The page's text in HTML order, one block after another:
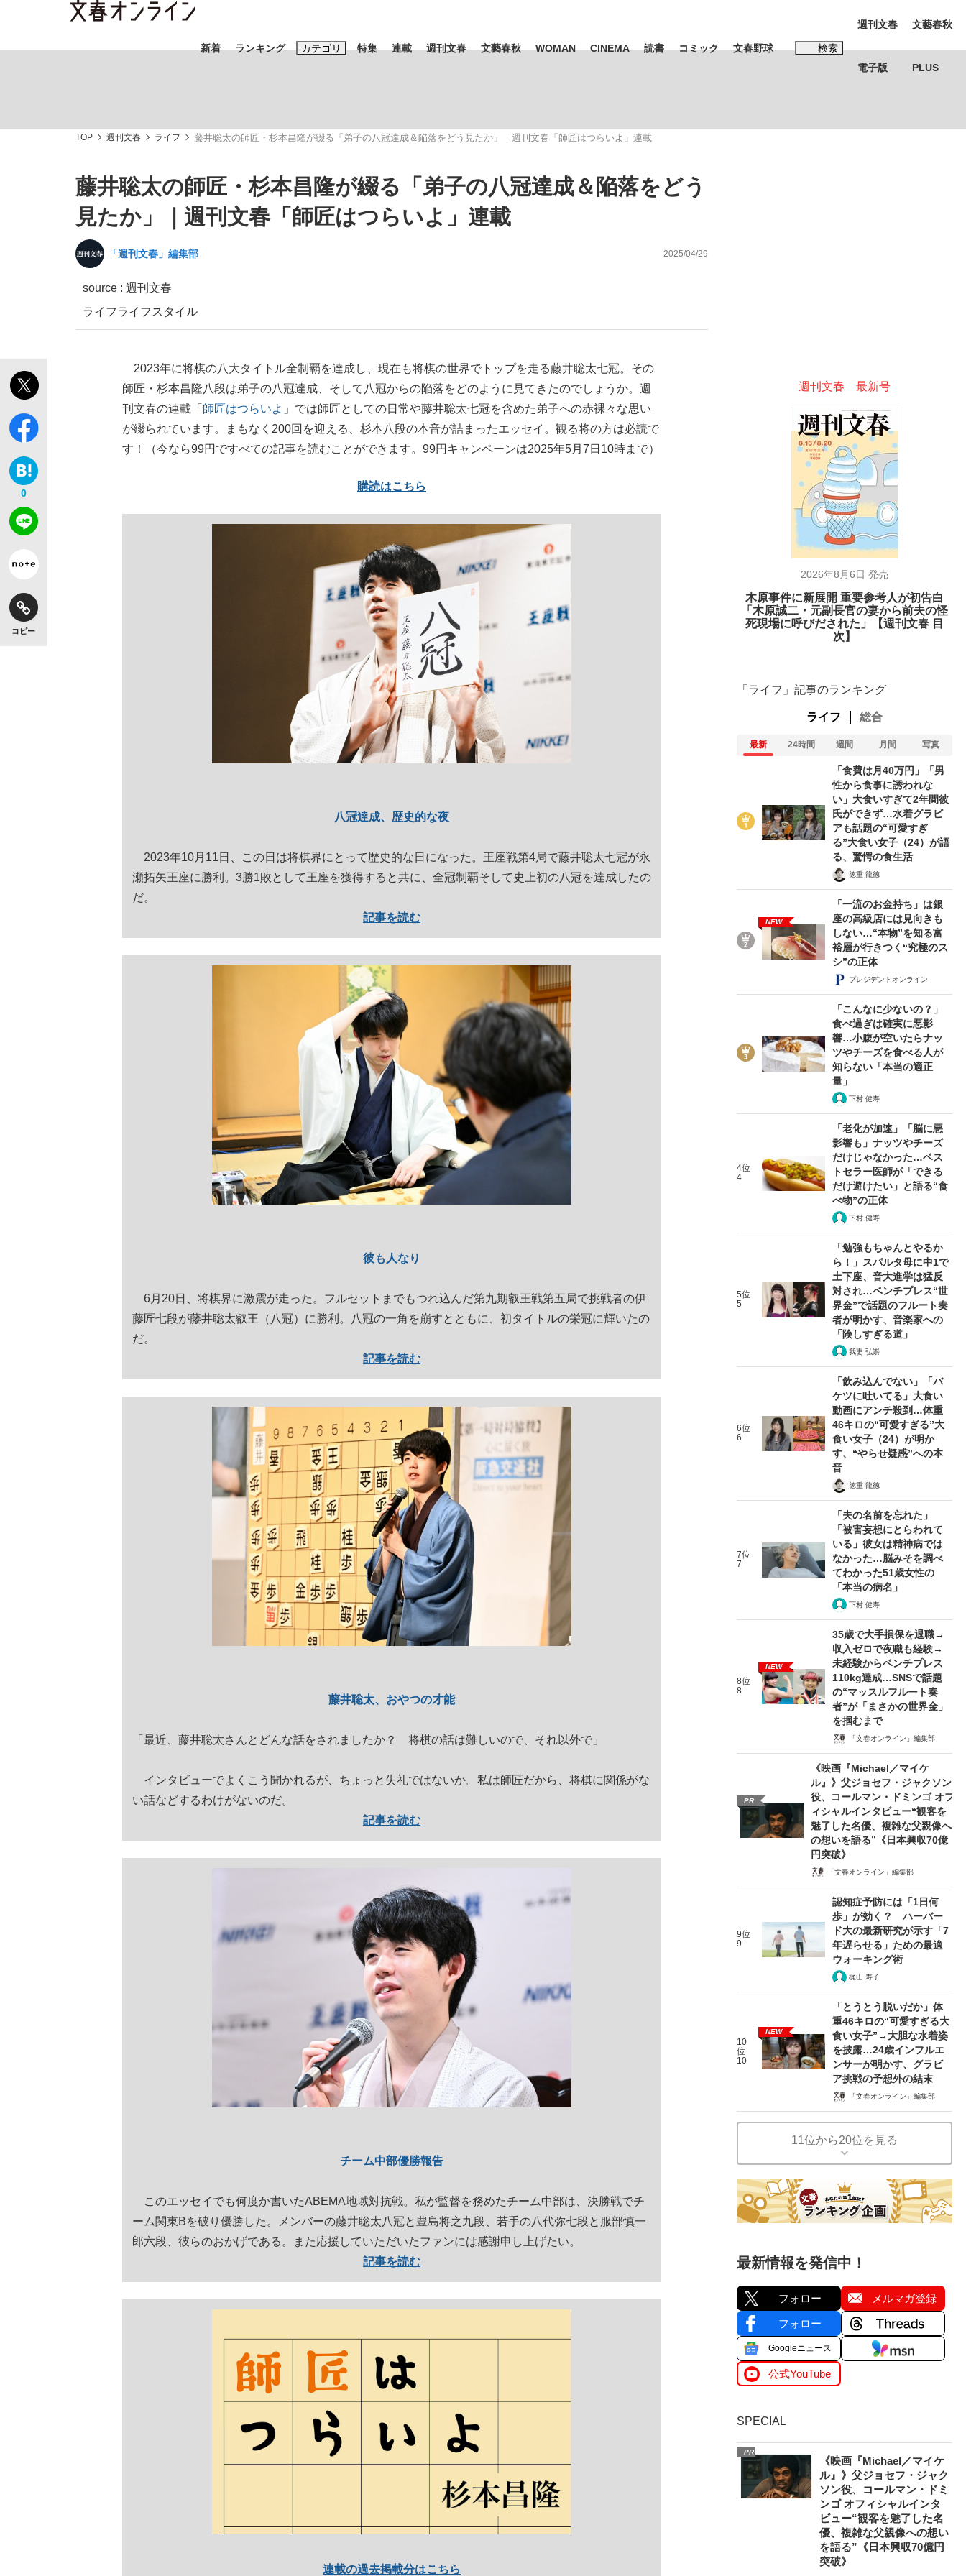
新着 ランキング カテゴリ
「敗因分析は一切聞かれなかった」侍ジャパン選手が証言した“NPB聞... 「クマが悪者扱いされているのが悲しい」『北の国から』倉本聰氏（91...
「目標達成できなかったからと言って…」サッカー日本代表・森保一監督...
もっと見る
特集
観る将棋、読む将棋
キングの誕生を、目撃せよ。
いまさら聞けない資産運用のすべて
連載 週刊文春 文藝春秋 WOMAN CINEMA 読書 コミック 文春野球 検索
おすすめのキーワードタグ一覧
#藤田晋 #三山凌輝 #高市早苗 #後藤真希 #森岡毅 #城彰二 #内田有紀
#松田聖子
#玉木雄一郎
#亀和田武
週刊文春
電子版
文藝春秋
PLUS
TOP 週刊文春 ライフ 藤井聡太の師匠・杉本昌隆が綴る「弟子の八冠達成＆陥落をどう見たか」｜週刊文春「師匠はつらいよ」連載
藤井聡太の師匠・杉本昌隆が綴る「弟子の八冠達成＆陥落をどう
見たか」｜週刊文春「師匠はつらいよ」連載
「週刊文春」編集部 2025/04/29
source : 週刊文春
ライフライフスタイル
0
コピー
2023年に将棋の八大タイトル全制覇を達成し、現在も将棋の世界でトップを走る藤井聡太七冠。その
師匠・杉本昌隆八段は弟子の八冠達成、そして八冠からの陥落をどのように見てきたのでしょうか。週
刊文春の連載「 師匠はつらいよ 」では師匠としての日常や藤井聡太七冠を含めた弟子への赤裸々な思い
が綴られています。まもなく200回を迎える、杉本八段の本音が詰まったエッセイ。観る将の方は必読で
す！（今なら99円ですべての記事を読むことができます。99円キャンペーンは2025年5月7日10時まで）
購読はこちら
八冠達成、歴史的な夜
2023年10月11日、この日は将棋界にとって歴史的な日になった。王座戦第4局で藤井聡太七冠が永
瀬拓矢王座に勝利。3勝1敗として王座を獲得すると共に、全冠制覇そして史上初の八冠を達成したの
だ。
記事を読む
彼も人なり
6月20日、将棋界に激震が走った。フルセットまでもつれ込んだ第九期叡王戦第五局で挑戦者の伊
藤匠七段が藤井聡太叡王（八冠）に勝利。八冠の一角を崩すとともに、初タイトルの栄冠に輝いたの
だ。
記事を読む
藤井聡太、おやつの才能
「最近、藤井聡太さんとどんな話をされましたか？ 将棋の話は難しいので、それ以外で」
インタビューでよくこう聞かれるが、ちょっと失礼ではないか。私は師匠だから、将棋に関係がな
い話などするわけがないのだ。
記事を読む
チーム中部優勝報告
このエッセイでも何度か書いたABEMA地域対抗戦。私が監督を務めたチーム中部は、決勝戦でチ
ーム関東Bを破り優勝した。メンバーの藤井聡太八冠と豊島将之九段、若手の八代弥七段と服部慎一
郎六段、彼らのおかげである。また応援していただいたファンには感謝申し上げたい。
記事を読む
連載の過去掲載分はこちら
週刊文春 最新号
2026年8月6日 発売
木原事件に新展開 重要参考人が初告白
「木原誠二・元副長官の妻から前夫の怪
死現場に呼びだされた」【週刊文春 目
次】
「ライフ」記事のランキング
ライフ 総合
最新 24時間 週間 月間 写真
「食費は月40万円」「男
性から食事に誘われな
い」大食いすぎて2年間彼
氏ができず…水着グラビ
アも話題の“可愛すぎ
る”大食い女子（24）が語
る、驚愕の食生活
徳重 龍徳
NEW
「一流のお金持ち」は銀
座の高級店には見向きも
しない…“本物”を知る富
裕層が行きつく“究極のス
シ”の正体
プレジデントオンライン
「こんなに少ないの？」
食べ過ぎは確実に悪影
響…小腹が空いたらナッ
ツやチーズを食べる人が
知らない「本当の適正
量」
下村 健寿
4位
4
「老化が加速」「脳に悪
影響も」ナッツやチーズ
だけじゃなかった…ベス
トセラー医師が「できる
だけ避けたい」と語る“食
べ物”の正体
下村 健寿
5位
5
「勉強もちゃんとやるか
ら！」スパルタ母に中1で
土下座、音大進学は猛反
対され…ベンチプレス“世
界金”で話題のフルート奏
者が明かす、音楽家への
「険しすぎる道」
我妻 弘崇
6位
6
「飲み込んでない」「バ
ケツに吐いてる」大食い
動画にアンチ殺到…体重
46キロの“可愛すぎる”大
食い女子（24）が明か
す、“やらせ疑惑”への本
音
徳重 龍徳
7位
7
「夫の名前を忘れた」
「被害妄想にとらわれて
いる」彼女は精神病では
なかった…脳みそを調べ
てわかった51歳女性の
「本当の病名」
下村 健寿
8位
8
NEW
35歳で大手損保を退職→
収入ゼロで夜職も経験→
未経験からベンチプレス
110kg達成…SNSで話題
の“マッスルフルート奏
者”が「まさかの世界金」
を掴むまで
「文春オンライン」編集部
PR
《映画『Michael／マイケ
ル』》父ジョセフ・ジャクソン
役、コールマン・ドミンゴ オフ
ィシャルインタビュー“観客を
魅了した名優、複雑な父親像へ
の想いを語る”《日本興収70億
円突破》
「文春オンライン」編集部
9位
9
認知症予防には「1日何
歩」が効く？ ハーバー
ド大の最新研究が示す「7
年遅らせる」ための最適
ウォーキング術
梶山 寿子
10
位
10
NEW
「とうとう脱いだか」体
重46キロの“可愛すぎる大
食い女子”→大胆な水着姿
を披露…24歳インフルエ
ンサーが明かす、グラビ
ア挑戦の予想外の結末
「文春オンライン」編集部
11位から20位を見る
最新情報を発信中！
フォロー メルマガ登録
フォロー
Googleニュース
公式YouTube
SPECIAL
PR
《映画『Michael／マイケ
ル』》父ジョセフ・ジャク
ソン役、コールマン・ドミ
ンゴ オフィシャルインタ
ビュー“観客を魅了した名
優、複雑な父親像への想い
を語る”《日本興収70億円
突破》